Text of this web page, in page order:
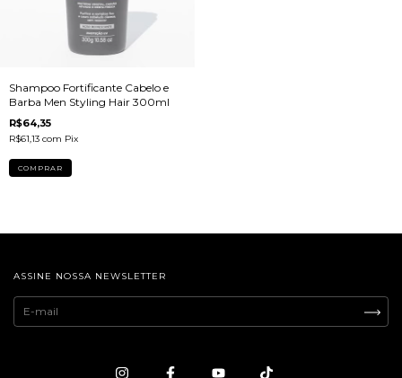
Shampoo Fortificante Cabelo e
Barba Men Styling Hair 300ml
R$64,35
R$61,13 com Pix
ASSINE NOSSA NEWSLETTER